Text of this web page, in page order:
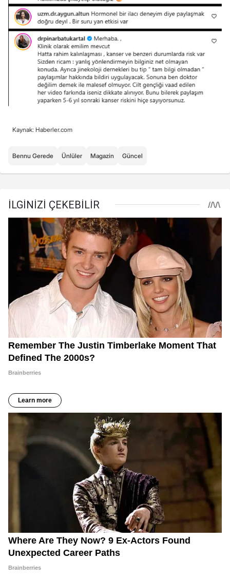
Kaynak: Haberler.com
Bennu Gerede Ünlüler Magazin Güncel